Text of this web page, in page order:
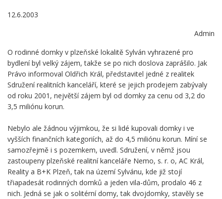
12.6.2003
Admin
O rodinné domky v plzeňské lokalitě Sylván vyhrazené pro
bydlení byl velký zájem, takže se po nich doslova zaprášilo. Jak
Právo informoval Oldřich Král, představitel jedné z realitek
Sdružení realitních kanceláří, které se jejich prodejem zabývaly
od roku 2001, největší zájem byl od domky za cenu od 3,2 do
3,5 miliónu korun.
Nebylo ale žádnou výjimkou, že si lidé kupovali domky i ve
vyšších finančních kategoriích, až do 4,5 miliónu korun. Míní se
samozřejmě i s pozemkem, uvedl. Sdružení, v němž jsou
zastoupeny plzeňské realitní kanceláře Nemo, s. r. o, AC Král,
Reality a B+K Plzeň, tak na území Sylvánu, kde již stojí
třiapadesát rodinných domků a jeden vila-dům, prodalo 46 z
nich. Jedná se jak o solitérní domy, tak dvojdomky, stavěly se